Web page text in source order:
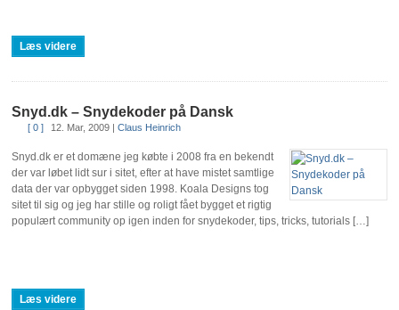
Læs videre
Snyd.dk – Snydekoder på Dansk
[ 0 ] 12. Mar, 2009 |Claus Heinrich
Snyd.dk er et domæne jeg købte i 2008 fra en bekendt
der var løbet lidt sur i sitet, efter at have mistet samtlige
data der var opbygget siden 1998. Koala Designs tog
sitet til sig og jeg har stille og roligt fået bygget et rigtig
populært community op igen inden for snydekoder, tips, tricks, tutorials […]
Læs videre